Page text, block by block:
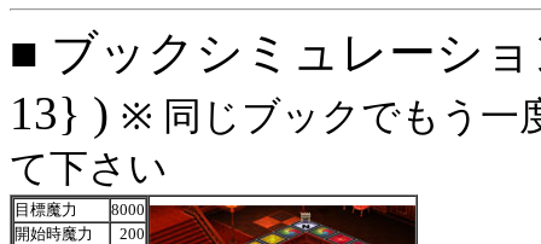
■ ブックシミュレーシ
13} ) ※ 同じブックでもう一
て下さい
目標魔力
8000
開始時魔力
200